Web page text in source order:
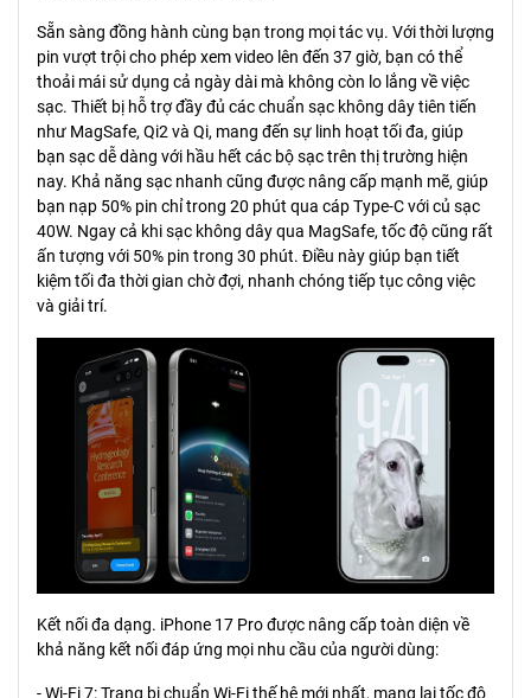
Sẵn sàng đồng hành cùng bạn trong mọi tác vụ. Với thời lượng
pin vượt trội cho phép xem video lên đến 37 giờ, bạn có thể
thoải mái sử dụng cả ngày dài mà không còn lo lắng về việc
sạc. Thiết bị hỗ trợ đầy đủ các chuẩn sạc không dây tiên tiến
như MagSafe, Qi2 và Qi, mang đến sự linh hoạt tối đa, giúp
bạn sạc dễ dàng với hầu hết các bộ sạc trên thị trường hiện
nay. Khả năng sạc nhanh cũng được nâng cấp mạnh mẽ, giúp
bạn nạp 50% pin chỉ trong 20 phút qua cáp Type-C với củ sạc
40W. Ngay cả khi sạc không dây qua MagSafe, tốc độ cũng rất
ấn tượng với 50% pin trong 30 phút. Điều này giúp bạn tiết
kiệm tối đa thời gian chờ đợi, nhanh chóng tiếp tục công việc
và giải trí.
Kết nối đa dạng. iPhone 17 Pro được nâng cấp toàn diện về
khả năng kết nối đáp ứng mọi nhu cầu của người dùng:
- Wi-Fi 7: Trang bị chuẩn Wi-Fi thế hệ mới nhất, mang lại tốc độ